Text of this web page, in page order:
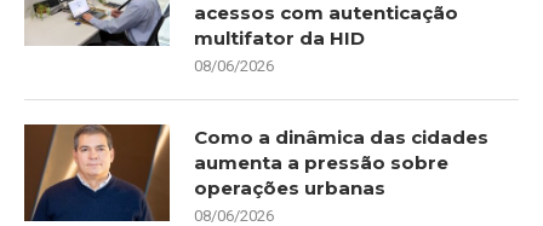
acessos com autenticação
multifator da HID
08/06/2026
Como a dinâmica das cidades
aumenta a pressão sobre
operações urbanas
08/06/2026